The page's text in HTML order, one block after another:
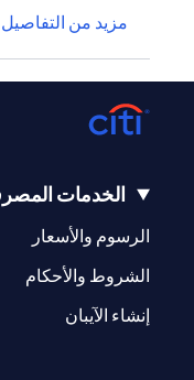
مزيد من
الخدمات
الرسوم والأسعار
الشروط والأحكام
إنشاء الآيبان